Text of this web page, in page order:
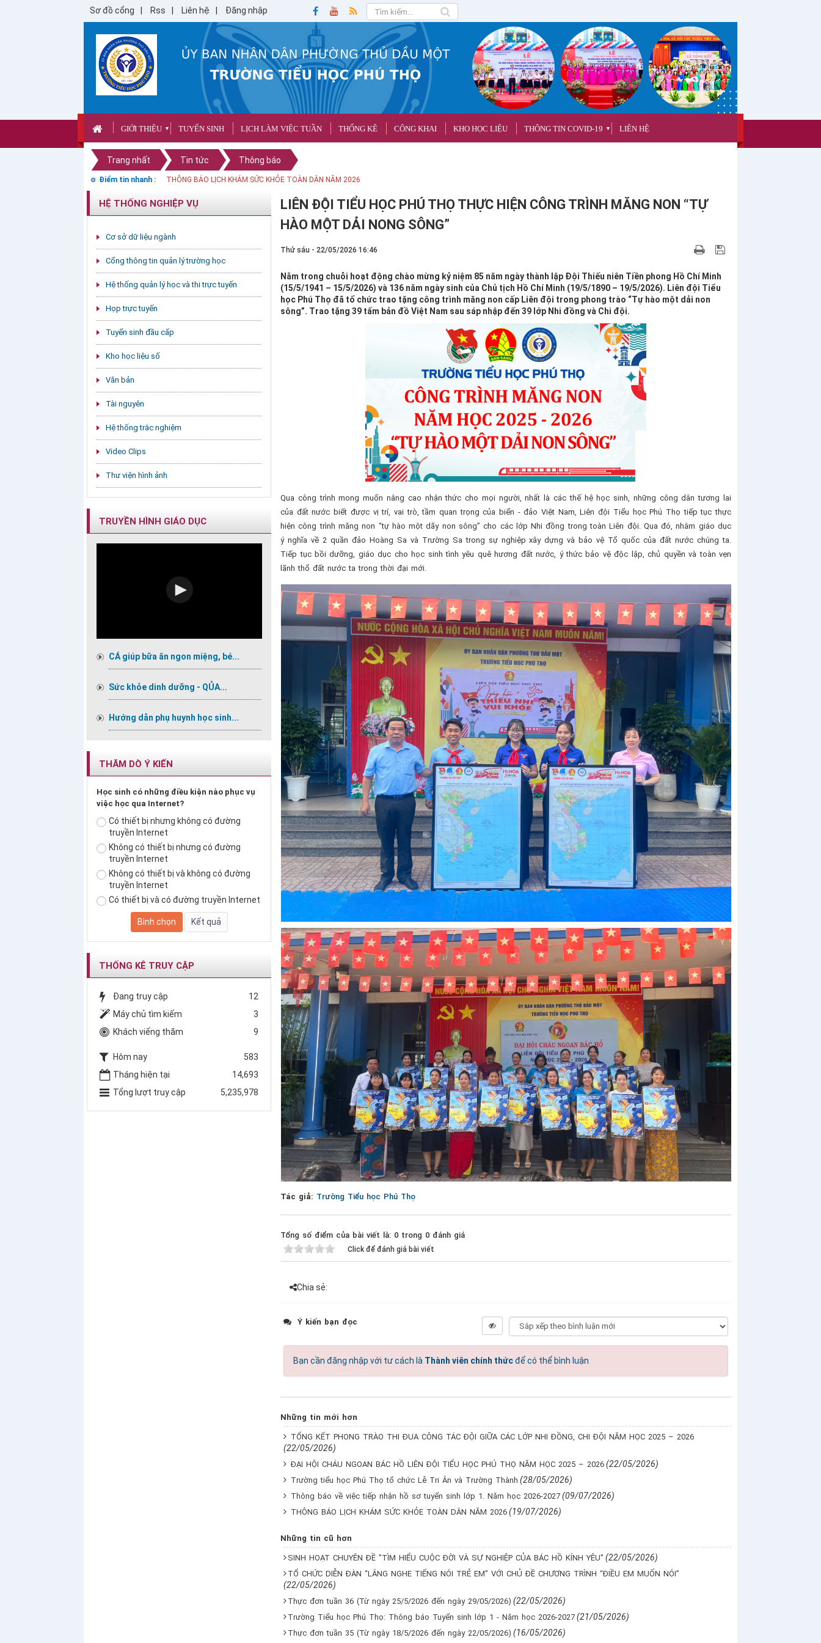
Sơ đồ cổng Rss Liên hệ Đăng nhập
GIỚI THIỆU ▼ TUYỂN SINH LỊCH LÀM VIỆC TUẦN THỐNG KÊ CÔNG KHAI KHO HỌC LIỆU THÔNG TIN COVID-19 ▼ LIÊN HỆ
Trang nhất Tin tức Thông báo
Điểm tin nhanh : THÔNG BÁO LỊCH KHÁM SỨC KHỎE TOÀN DÂN NĂM 2026
LIÊN ĐỘI TIỂU HỌC PHÚ THỌ THỰC HIỆN CÔNG TRÌNH MĂNG NON “TỰ
HÀO MỘT DẢI NONG SÔNG”
Thứ sáu - 22/05/2026 16:46
Nằm trong chuỗi hoạt động chào mừng kỷ niệm 85 năm ngày thành lập Đội Thiếu niên Tiền phong Hồ Chí Minh
(15/5/1941 – 15/5/2026) và 136 năm ngày sinh của Chủ tịch Hồ Chí Minh (19/5/1890 – 19/5/2026). Liên đội Tiểu
học Phú Thọ đã tổ chức trao tặng công trình măng non cấp Liên đội trong phong trào “Tự hào một dải non
sông”. Trao tặng 39 tấm bản đồ Việt Nam sau sáp nhập đến 39 lớp Nhi đồng và Chi đội.
Qua công trình mong muốn nâng cao nhận thức cho mọi người, nhất là các thế hệ học sinh, những công dân tương lai
của đất nước biết được vị trí, vai trò, tầm quan trọng của biển - đảo Việt Nam, Liên đội Tiểu học Phú Thọ tiếp tục thực
hiện công trình măng non “tự hào một dãy non sông” cho các lớp Nhi đồng trong toàn Liên đội. Qua đó, nhằm giáo dục
ý nghĩa về 2 quần đảo Hoàng Sa và Trường Sa trong sự nghiệp xây dựng và bảo vệ Tổ quốc của đất nước chúng ta.
Tiếp tục bồi dưỡng, giáo dục cho học sinh tình yêu quê hương đất nước, ý thức bảo vệ độc lập, chủ quyền và toàn vẹn
lãnh thổ đất nước ta trong thời đại mới.
Tác giả: Trường Tiểu học Phú Thọ
Tổng số điểm của bài viết là: 0 trong 0 đánh giá
Click để đánh giá bài viết
Chia sẻ:
Ý kiến bạn đọc
Bạn cần đăng nhập với tư cách là Thành viên chính thứcđể có thể bình luận
Những tin mới hơn
TỔNG KẾT PHONG TRÀO THI ĐUA CÔNG TÁC ĐỘI GIỮA CÁC LỚP NHI ĐỒNG, CHI ĐỘI NĂM HỌC 2025 – 2026
(22/05/2026)
ĐẠI HỘI CHÁU NGOAN BÁC HỒ LIÊN ĐỘI TIỂU HỌC PHÚ THỌ NĂM HỌC 2025 – 2026 (22/05/2026)
Trường tiểu học Phú Thọ tổ chức Lễ Tri Ân và Trường Thành (28/05/2026)
Thông báo về việc tiếp nhận hồ sơ tuyển sinh lớp 1. Năm học 2026-2027 (09/07/2026)
THÔNG BÁO LỊCH KHÁM SỨC KHỎE TOÀN DÂN NĂM 2026 (19/07/2026)
Những tin cũ hơn
SINH HOẠT CHUYÊN ĐỀ "TÌM HIỂU CUỘC ĐỜI VÀ SỰ NGHIỆP CỦA BÁC HỒ KÍNH YÊU" (22/05/2026)
TỔ CHỨC DIỄN ĐÀN “LẮNG NGHE TIẾNG NÓI TRẺ EM” VỚI CHỦ ĐỀ CHƯƠNG TRÌNH “ĐIỀU EM MUỐN NÓI”
(22/05/2026)
Thực đơn tuần 36 (Từ ngày 25/5/2026 đến ngày 29/05/2026) (22/05/2026)
Trường Tiểu học Phú Thọ: Thông báo Tuyển sinh lớp 1 - Năm học 2026-2027 (21/05/2026)
Thực đơn tuần 35 (Từ ngày 18/5/2026 đến ngày 22/05/2026) (16/05/2026)
HỆ THỐNG NGHIỆP VỤ
Cơ sở dữ liệu ngành
Cổng thông tin quản lý trường học
Hệ thống quản lý học và thi trực tuyến
Họp trực tuyến
Tuyển sinh đầu cấp
Kho học liệu số
Văn bản
Tài nguyên
Hệ thống trắc nghiệm
Video Clips
Thư viện hình ảnh
TRUYỀN HÌNH GIÁO DỤC
CÁ giúp bữa ăn ngon miệng, bé...
Sức khỏe dinh dưỡng - QỦA...
Hướng dẫn phụ huynh học sinh...
THĂM DÒ Ý KIẾN
Học sinh có những điều kiện nào phục vụ
việc học qua Internet?
Có thiết bị nhưng không có đường
truyền Internet
Không có thiết bị nhưng có đường
truyền Internet
Không có thiết bị và không có đường
truyền Internet
Có thiết bị và có đường truyền Internet
THỐNG KÊ TRUY CẬP
Đang truy cập
12
Máy chủ tìm kiếm
3
Khách viếng thăm
9
Hôm nay
583
Tháng hiện tại
14,693
Tổng lượt truy cập
5,235,978